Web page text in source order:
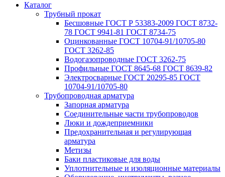
Каталог
Трубный прокат
Беcшовные ГОСТ Р 53383-2009 ГОСТ 8732-
78 ГОСТ 9941-81 ГОСТ 8734-75
Оцинкованные ГОСТ 10704-91/10705-80
ГОСТ 3262-85
Водогазопроводные ГОСТ 3262-75
Профильные ГОСТ 8645-68 ГОСТ 8639-82
Электросварные ГОСТ 20295-85 ГОСТ
10704-91/10705-80
Трубопроводная арматура
Запорная арматура
Соединительные части трубопроводов
Люки и дождеприемники
Предохранительная и регулирующая
арматура
Метизы
Баки пластиковые для воды
Уплотнительные и изоляционные материалы